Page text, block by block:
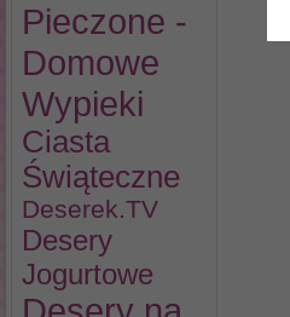
Pieczone -
Domowe
Wypieki
Ciasta
Świąteczne
Deserek.TV
Desery
Jogurtowe